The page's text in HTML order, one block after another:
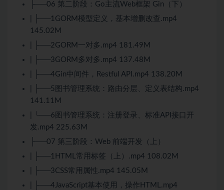
├──06 第二阶段：Go主流Web框架 Gin（下）
| ├──1GORM模型定义，基本增删改查.mp4
145.02M
| ├──2GORM一对多.mp4 181.49M
| ├──3GORM多对多.mp4 137.48M
| ├──4Gin中间件，Restful API.mp4 138.20M
| ├──5图书管理系统：路由分层、定义表结构.mp4
141.11M
| └──6图书管理系统：注册登录、标准API接口开
发.mp4 225.63M
├──07 第三阶段：Web 前端开发（上）
| ├──1 HTML常用标签（上）.mp4 108.02M
| ├──3CSS常用属性.mp4 145.05M
| ├──4JavaScript基本使用，操作 HTML.mp4